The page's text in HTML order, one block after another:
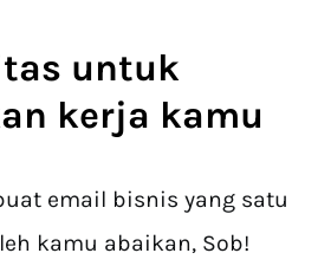
untuk
kerja kamu
email bisnis yang satu
kamu abaikan, Sob!